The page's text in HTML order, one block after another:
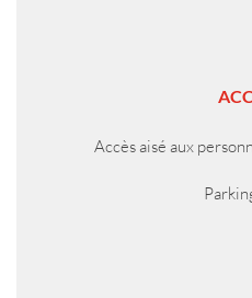
Accès aisé aux